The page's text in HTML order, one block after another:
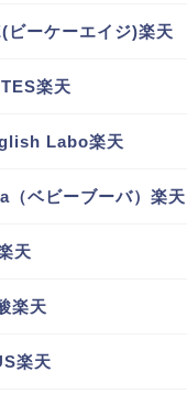
ーケーエイジ)楽天
楽天
Labo楽天
（ベビーブーバ）楽天
天
楽天
楽天